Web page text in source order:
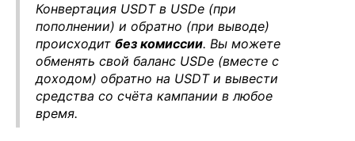
Конвертация USDT в USDe (при
пополнении) и обратно (при выводе)
происходит без комиссии. Вы можете
обменять свой баланс USDe (вместе с
доходом) обратно на USDT и вывести
средства со счёта кампании в любое
время.